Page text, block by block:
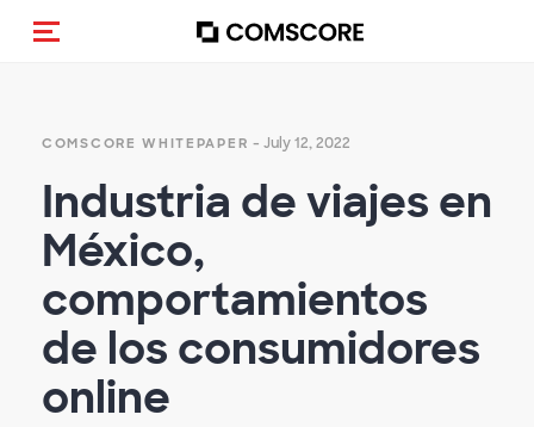
Toggle navigation
COMSCORE WHITEPAPER - July 12, 2022
Industria de viajes en
México,
comportamientos
de los consumidores
online